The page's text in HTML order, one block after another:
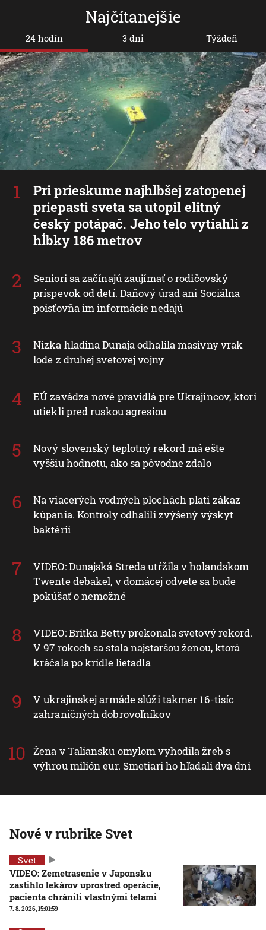
Najčítanejšie
24 hodín
Pri prieskume najhlbšej zatopenej
priepasti sveta sa utopil elitný
český potápač. Jeho telo vytiahli z
hĺbky 186 metrov
Seniori sa začínajú zaujímať o rodičovský
príspevok od detí. Daňový úrad ani Sociálna
poisťovňa im informácie nedajú
Nízka hladina Dunaja odhalila masívny vrak
lode z druhej svetovej vojny
EÚ zavádza nové pravidlá pre Ukrajincov, ktorí
utiekli pred ruskou agresiou
Nový slovenský teplotný rekord má ešte
vyššiu hodnotu, ako sa pôvodne zdalo
Na viacerých vodných plochách platí zákaz
kúpania. Kontroly odhalili zvýšený výskyt
baktérií
VIDEO: Dunajská Streda utŕžila v holandskom
Twente debakel, v domácej odvete sa bude
pokúšať o nemožné
VIDEO: Britka Betty prekonala svetový rekord.
V 97 rokoch sa stala najstaršou ženou, ktorá
kráčala po krídle lietadla
V ukrajinskej armáde slúži takmer 16-tisíc
zahraničných dobrovoľníkov
Žena v Taliansku omylom vyhodila žreb s
výhrou milión eur. Smetiari ho hľadali dva dni
3 dni Týždeň
Nové v rubrike Svet
Svet
VIDEO: Zemetrasenie v Japonsku
zastihlo lekárov uprostred operácie,
pacienta chránili vlastnými telami
7. 8. 2026, 15:01:59